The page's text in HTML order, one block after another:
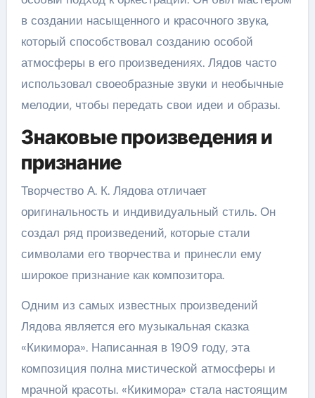
в создании насыщенного и красочного звука,
который способствовал созданию особой
атмосферы в его произведениях. Лядов часто
использовал своеобразные звуки и необычные
мелодии, чтобы передать свои идеи и образы.
Знаковые произведения и
признание
Творчество А. К. Лядова отличает
оригинальность и индивидуальный стиль. Он
создал ряд произведений, которые стали
символами его творчества и принесли ему
широкое признание как композитора.
Одним из самых известных произведений
Лядова является его музыкальная сказка
«Кикимора». Написанная в 1909 году, эта
композиция полна мистической атмосферы и
мрачной красоты. «Кикимора» стала настоящим